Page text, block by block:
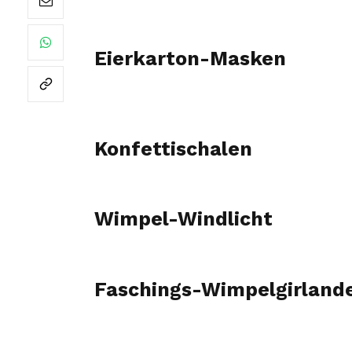
Eierkarton-Masken
Konfettischalen
Wimpel-Windlicht
Faschings-